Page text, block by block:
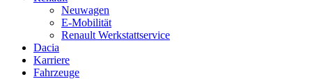
Neuwagen
E-Mobilität
Renault Werkstattservice
Dacia
Karriere
Fahrzeuge